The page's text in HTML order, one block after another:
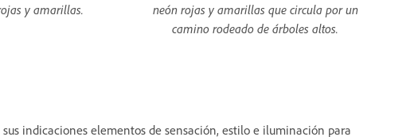
y amarillas.
neón rojas y amarillas que circula por un
camino rodeado de árboles altos.
indicaciones elementos de sensación, estilo e iluminación para